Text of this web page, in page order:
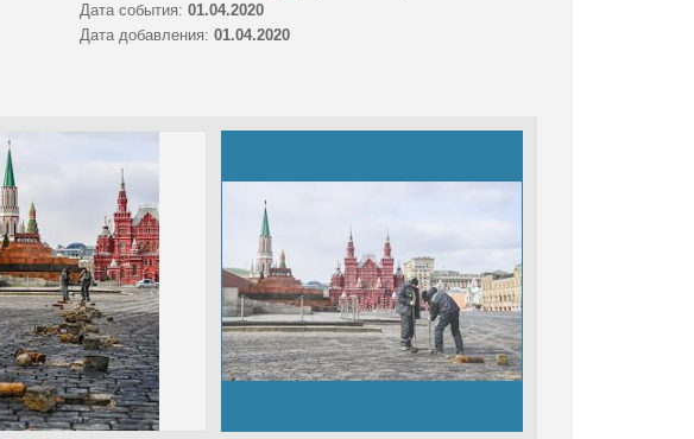
Дата события: 01.04.2020
Дата добавления: 01.04.2020